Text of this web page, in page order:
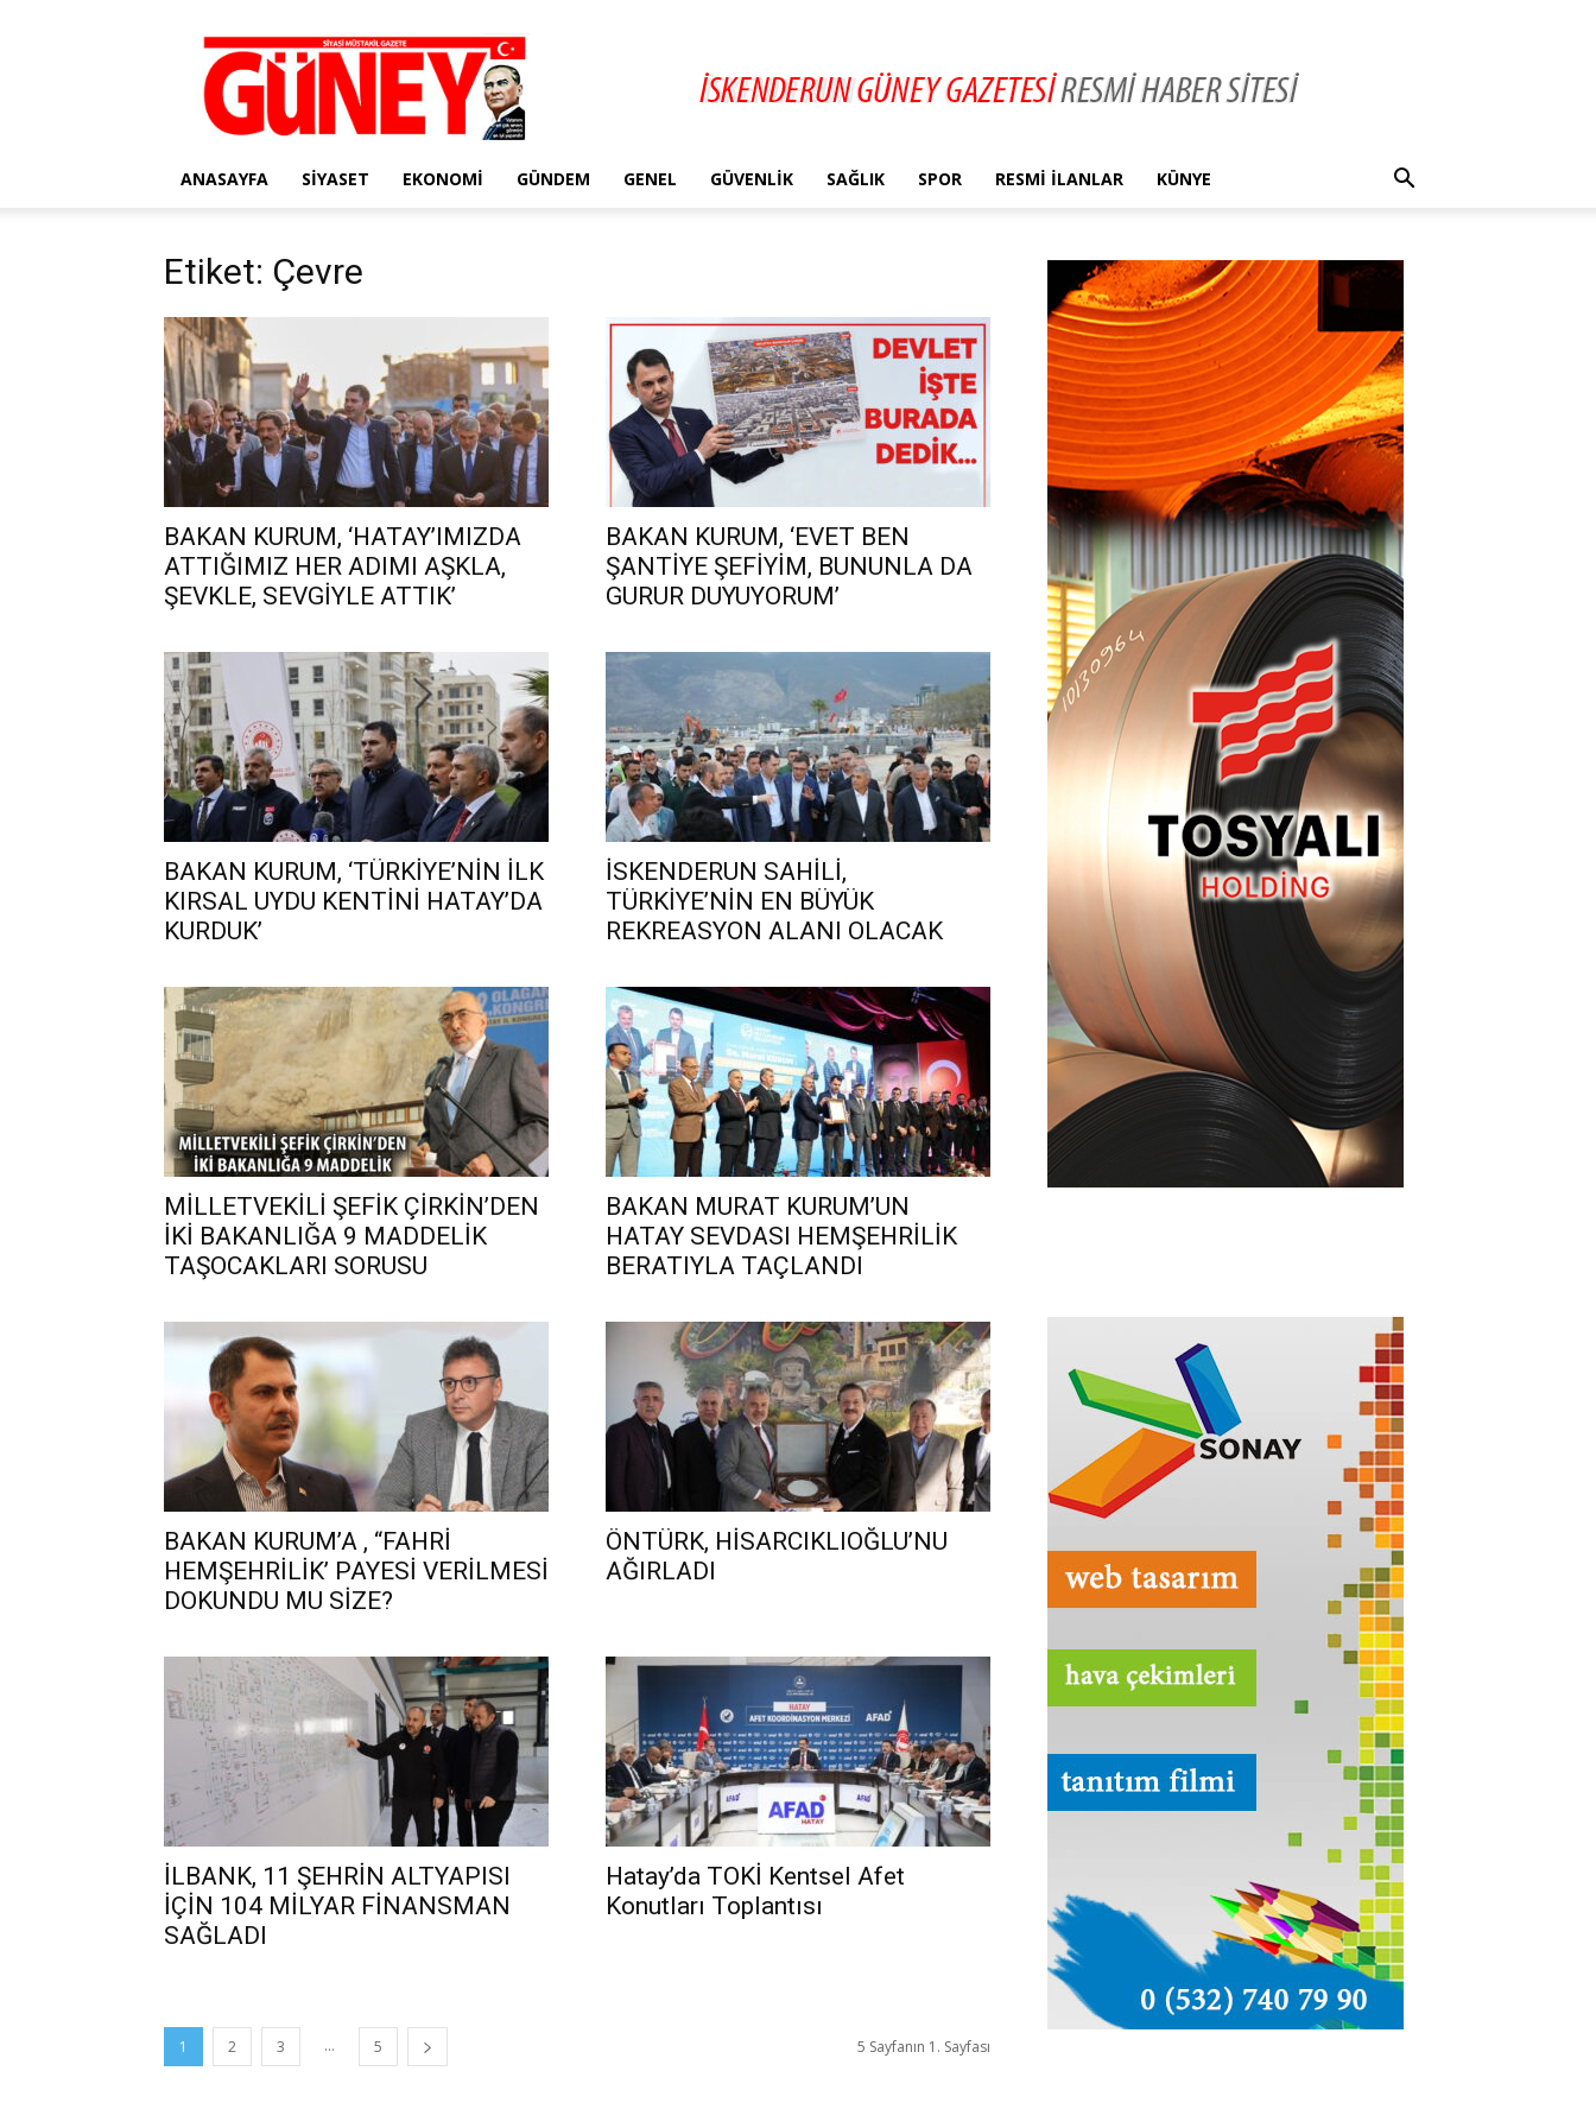
Gazete
Güney
ANASAYFA SIYASET EKONOMI GÜNDEM GENEL GÜVENLIK SAĞLIK SPOR RESMI İLANLAR KÜNYE
Etiket: Çevre
BAKAN KURUM, ‘HATAY’IMIZDA
ATTIĞIMIZ HER ADIMI AŞKLA,
ŞEVKLE, SEVGİYLE ATTIK’
BAKAN KURUM, ‘EVET BEN
ŞANTİYE ŞEFİYİM, BUNUNLA DA
GURUR DUYUYORUM’
BAKAN KURUM, ‘TÜRKİYE’NİN İLK
KIRSAL UYDU KENTİNİ HATAY’DA
KURDUK’
İSKENDERUN SAHİLİ,
TÜRKİYE’NİN EN BÜYÜK
REKREASYON ALANI OLACAK
MİLLETVEKİLİ ŞEFİK ÇİRKİN’DEN
İKİ BAKANLIĞA 9 MADDELİK
TAŞOCAKLARI SORUSU
BAKAN MURAT KURUM’UN
HATAY SEVDASI HEMŞEHRİLİK
BERATIYLA TAÇLANDI
BAKAN KURUM’A , “FAHRİ
HEMŞEHRİLİK’ PAYESİ VERİLMESİ
DOKUNDU MU SİZE?
ÖNTÜRK, HİSARCIKLIOĞLU’NU
AĞIRLADI
İLBANK, 11 ŞEHRİN ALTYAPISI
İÇİN 104 MİLYAR FİNANSMAN
SAĞLADI
Hatay’da TOKİ Kentsel Afet
Konutları Toplantısı
1 2 3 ... 5 5 Sayfanın 1. Sayfası